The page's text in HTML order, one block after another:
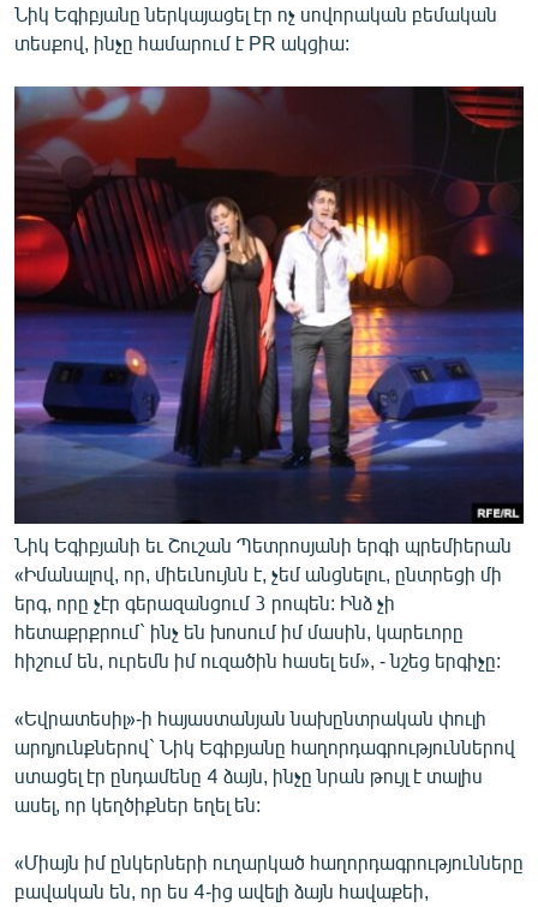
Նիկ Եգիբյանը ներկայացել էր ոչ սովորական բեմական
տեսքով, ինչը համարում է PR ակցիա:
Նիկ Եգիբյանի եւ Շուշան Պետրոսյանի երգի պրեմիերան
«Իմանալով, որ, միեւնույնն է, չեմ անցնելու, ընտրեցի մի
երգ, որը չէր գերազանցում 3 րոպեն: Ինձ չի
հետաքրքրում` ինչ են խոսում իմ մասին, կարեւորը
հիշում են, ուրեմն իմ ուզածին հասել եմ», - նշեց երգիչը:
«Եվրատեսիլ»-ի հայաստանյան նախընտրական փուլի
արդյունքներով` Նիկ Եգիբյանը հաղորդագրություններով
ստացել էր ընդամենը 4 ձայն, ինչը նրան թույլ է տալիս
ասել, որ կեղծիքներ եղել են:
«Միայն իմ ընկերների ուղարկած հաղորդագրությունները
բավական են, որ ես 4-ից ավելի ձայն հավաքեի,